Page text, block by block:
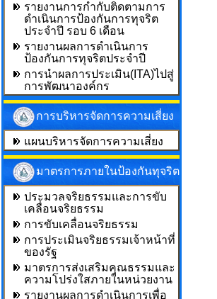
รายงานการกำกับติดตามการ
ดำเนินการป้องกันการทุจริต
ประจำปี รอบ 6 เดือน
รายงานผลการดำเนินการ
ป้องกันการทุจริตประจำปี
การนำผลการประเมิน(ITA)ไปสู่
การพัฒนาองค์กร
การบริหารจัดการความเสี่ยง
แผนบริหารจัดการความเสี่ยง
มาตรการภายในป้องกันทุจริต
ประมวลจริยธรรมและการขับ
เคลื่อนจริยธรรม
การขับเคลื่อนจริยธรรม
การประเมินจริยธรรมเจ้าหน้าที่
ของรัฐ
มาตรการส่งเสริมคุณธรรมและ
ความโปร่งใสภายในหน่วยงาน
รายงานผลการดำเนินการเพื่อ